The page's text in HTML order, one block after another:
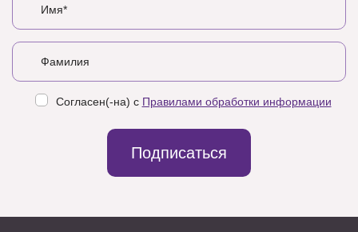
Согласен(-на) с Правилами обработки информации
Подписаться